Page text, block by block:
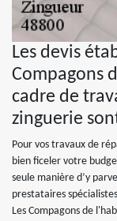
Les devis
Compagons
cadre de
zinguerie
Pour vos travaux de
bien ficeler votre
seule manière d’y
prestataires
Les Compagons de